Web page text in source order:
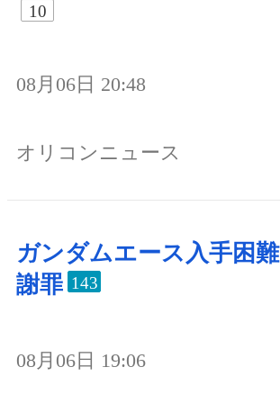
10
08月06日 20:48
オリコンニュース
ガンダムエース入手困
謝罪 143
08月06日 19:06